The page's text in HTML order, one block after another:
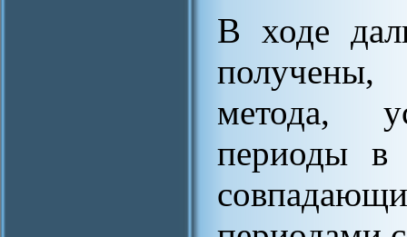
В ходе
метода,
периоды в